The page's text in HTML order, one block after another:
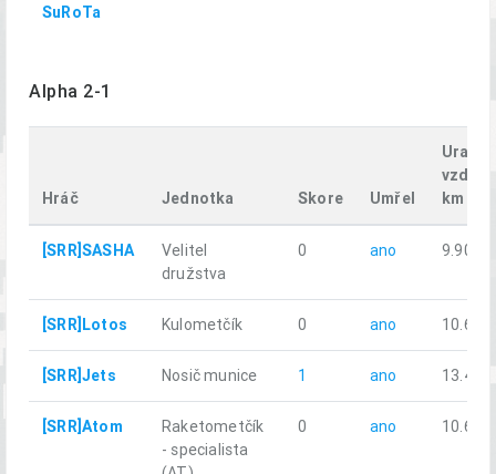
SuRoTa
Alpha 2-1
Hráč Jednotka Skore Umřel
km
[SRR]SASHA
Velitel
družstva
0 ano 9.90
[SRR]Lotos Kulometčík 0 ano 10.67
[SRR]Jets Nosič munice 1 ano 13.46
[SRR]Atom
Raketometčík
- specialista
0 ano 10.67